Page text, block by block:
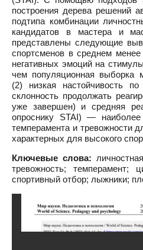
построения дерева решений
подтипа комбинации
кандидатов в мастера и
представлены следующие
спортсменов в среднем
негативных эмоций на
чем популяционная выборка
(2) низкая настойчивость
склонность продолжать
уже завершен) и средняя
опроснику STAI) — наиболее
темперамента и тревожности
характерных для высокого
Ключевые слова:
тревожность; темперамент;
спортивный отбор; лыжники;